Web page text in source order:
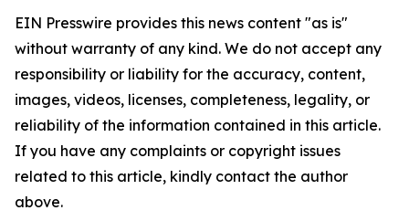
EIN Presswire provides this news content "as is"
without warranty of any kind. We do not accept any
responsibility or liability for the accuracy, content,
images, videos, licenses, completeness, legality, or
reliability of the information contained in this article.
If you have any complaints or copyright issues
related to this article, kindly contact the author
above.